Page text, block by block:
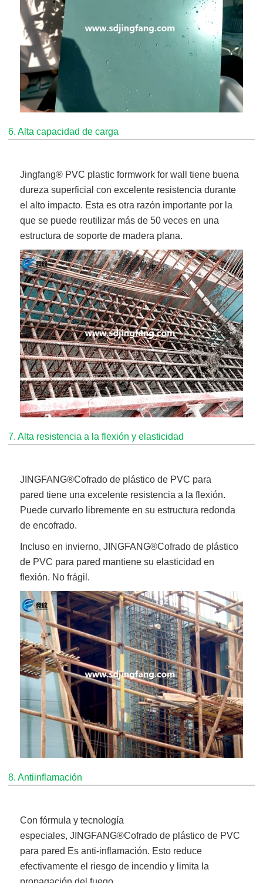
6. Alta capacidad de carga
Jingfang® PVC plastic formwork for wall
tiene buena
dureza superficial con excelente resistencia durante
el alto impacto. Esta es otra razón importante por la
que se puede reutilizar más de 50 veces en una
estructura de soporte de madera plana.
7. Alta resistencia a la flexión y elasticidad
JINGFANG®Cofrado de plástico de PVC para
pared tiene una excelente resistencia a la flexión.
Puede curvarlo libremente en su estructura redonda
de encofrado.
Incluso en invierno,JINGFANG®Cofrado de plástico
de PVC para pared mantiene su elasticidad en
flexión. No frágil.
8. Antiinflamación
Con fórmula y tecnología
especiales,JINGFANG®Cofrado de plástico de PVC
para pared Es anti-inflamación. Esto reduce
efectivamente el riesgo de incendio y limita la